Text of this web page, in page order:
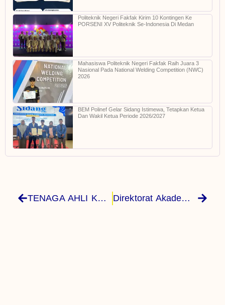
Politeknik Negeri Fakfak Kirim 10 Kontingen Ke
PORSENI XV Politeknik Se-Indonesia Di Medan
Mahasiswa Politeknik Negeri Fakfak Raih Juara 3
Nasional Pada National Welding Competition (NWC)
2026
BEM Polinef Gelar Sidang Istimewa, Tetapkan Ketua
Dan Wakil Ketua Periode 2026/2027
TENAGA AHLI KANTOR STAF PRESIDEN RI, Dr. Ali Mochtar Ngabalin M.Si, MENGUNJUNGI KAMPUS POLITEKNIK NEGERI FAKFAK Direktorat Akademik Pendidikan Tinggi Vokasi Gandeng FDPNI, Luncurkan Seleksi Nasional Masuk Politeknik Negeri (SNMPN) Tahun 2022